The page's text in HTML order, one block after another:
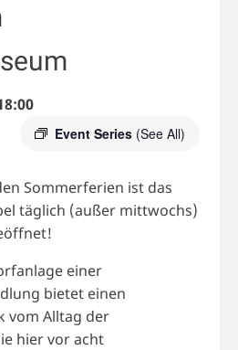
Event Series (See All)
Sommerferien ist das
täglich (außer mittwochs)
einer
bietet einen
vom Alltag der
hier vor acht